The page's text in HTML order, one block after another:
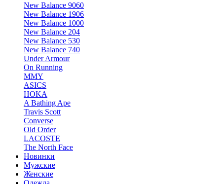
New Balance 9060
New Balance 1906
New Balance 1000
New Balance 204
New Balance 530
New Balance 740
Under Armour
On Running
MMY
ASICS
HOKA
A Bathing Ape
Travis Scott
Converse
Old Order
LACOSTE
The North Face
Новинки
Мужские
Женские